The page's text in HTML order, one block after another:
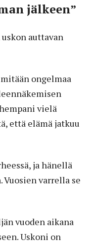
jälkeen”
auttavan
ongelmaa
vielä
että elämä jatkuu
ja hänellä
Vuosien varrella se
vuoden aikana
Uskoni on